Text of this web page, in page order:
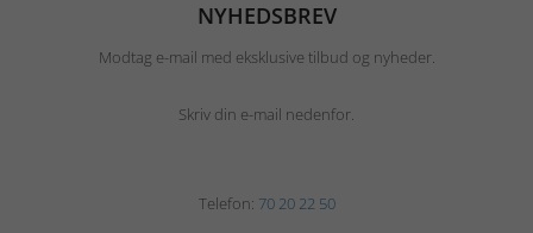
NYHEDSBREV
Modtag e-mail med eksklusive tilbud og nyheder.
Skriv din e-mail nedenfor.
Telefon: 70 20 22 50